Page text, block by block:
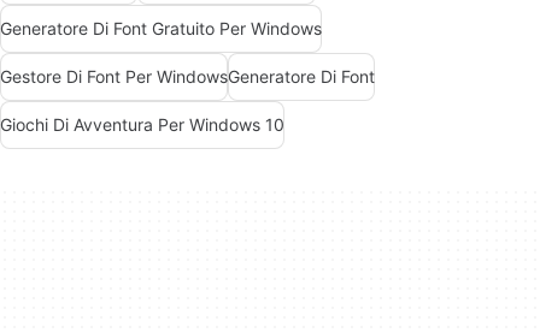
Generatore Di Font Gratuito Per Windows
Gestore Di Font Per WindowsGeneratore Di Font
Giochi Di Avventura Per Windows 10